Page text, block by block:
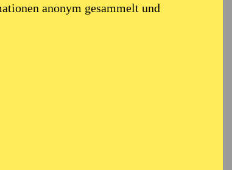
anonym gesammelt und